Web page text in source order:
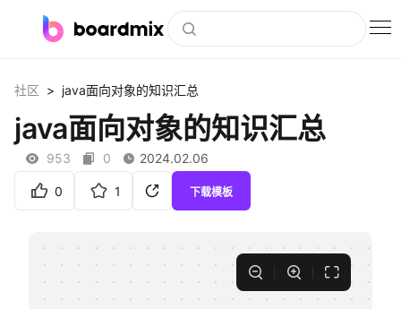
社区资源
下载
私有化部署
社区 > java面向对象的知识汇总
java面向对象的知识汇总
953 0 2024.02.06
0 1 下载模板